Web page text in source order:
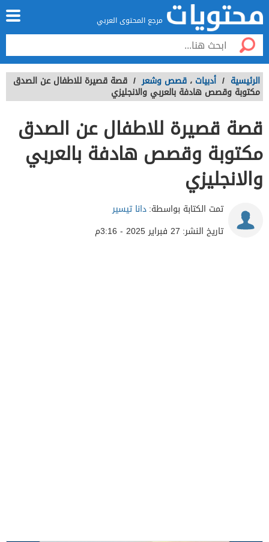
مرجع المحتوى العربي
الرئيسية / أدبيات ، قصص وشعر / قصة قصيرة للاطفال عن الصدق
مكتوبة وقصص هادفة بالعربي والانجليزي
قصة قصيرة للاطفال عن الصدق
مكتوبة وقصص هادفة بالعربي
والانجليزي
تمت الكتابة بواسطة:دانا تيسير
تاريخ النشر: 27 فبراير 2025 - 3:16م